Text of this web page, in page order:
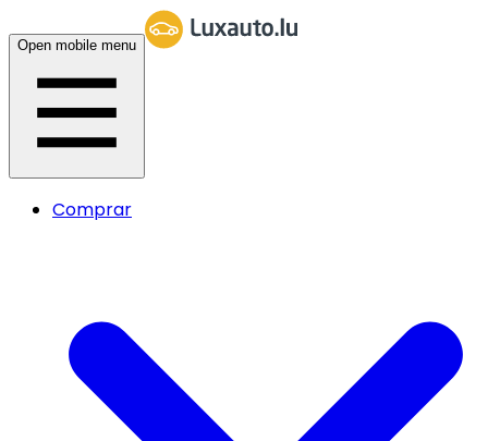
Open mobile menu
Comprar